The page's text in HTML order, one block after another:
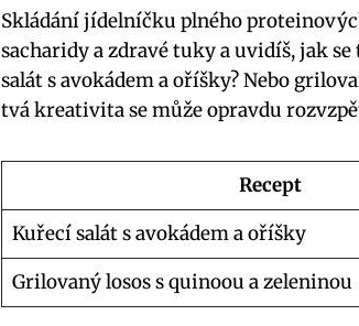
Skládání jídelníčku plného
sacharidy a zdravé tuky a uvidíš, jak
salát s avokádem a oříšky? Nebo
tvá kreativita se může opravdu
Recept
Kuřecí salát s avokádem a oříšky
Grilovaný losos s quinoou a zeleninou